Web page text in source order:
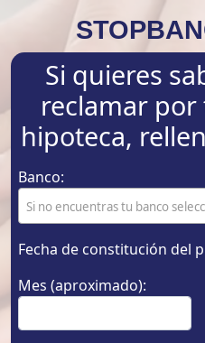
Si quieres
reclamar por
hipoteca,
Banco:
Si no encuentras tu banco
Fecha de constitución del
Mes (aproximado):